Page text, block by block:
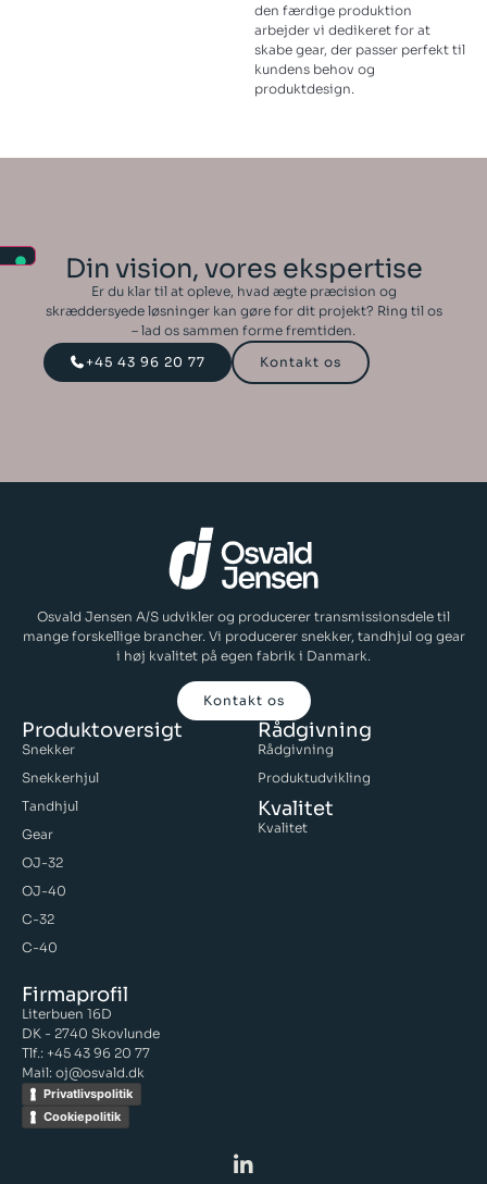
den færdige produktion
arbejder vi dedikeret for at
skabe gear, der passer perfekt til
kundens behov og
produktdesign.
Din vision, vores ekspertise
Er du klar til at opleve, hvad ægte præcision og
skræddersyede løsninger kan gøre for dit projekt? Ring til os
– lad os sammen forme fremtiden.
+45 43 96 20 77
Kontakt os
Osvald Jensen A/S udvikler og producerer transmissionsdele til
mange forskellige brancher. Vi producerer snekker, tandhjul og gear
i høj kvalitet på egen fabrik i Danmark.
Kontakt os
Produktoversigt
Snekker
Snekkerhjul
Tandhjul
Gear
OJ-32
OJ-40
C-32
C-40
Rådgivning
Rådgivning
Produktudvikling
Kvalitet
Kvalitet
Firmaprofil
Literbuen 16D
DK - 2740 Skovlunde
Tlf.: +45 43 96 20 77
Mail: oj@osvald.dk
Privatlivspolitik
Cookiepolitik